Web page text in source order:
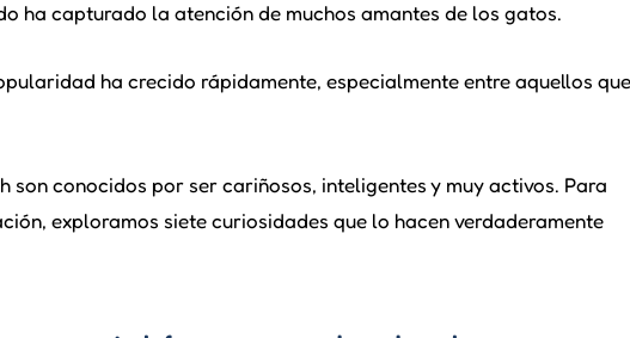
ha capturado la atención de muchos amantes de los gatos.
ha crecido rápidamente, especialmente entre aquellos que
son conocidos por ser cariñosos, inteligentes y muy activos. Para
exploramos siete curiosidades que lo hacen verdaderamente